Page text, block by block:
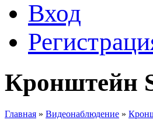
Вход
Кронштейн
Главная » Видеонаблюдение »